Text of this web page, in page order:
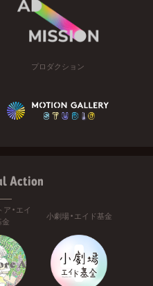
プロダクション
Action
・エイ
金
小劇場・エイド基金